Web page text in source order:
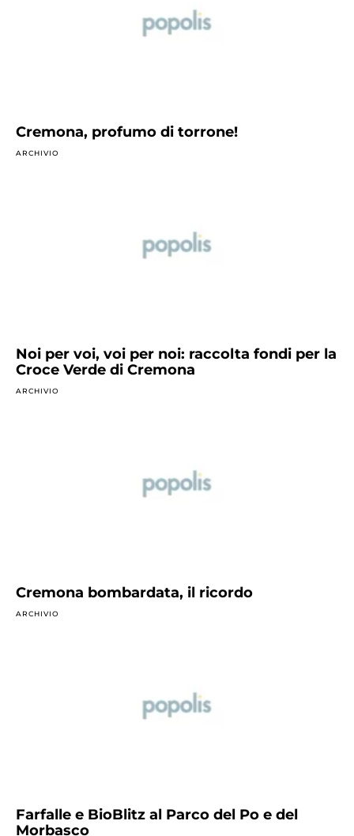
Cremona, profumo di torrone!
ARCHIVIO
Noi per voi, voi per noi: raccolta fondi per la
Croce Verde di Cremona
ARCHIVIO
Cremona bombardata, il ricordo
ARCHIVIO
Farfalle e BioBlitz al Parco del Po e del
Morbasco